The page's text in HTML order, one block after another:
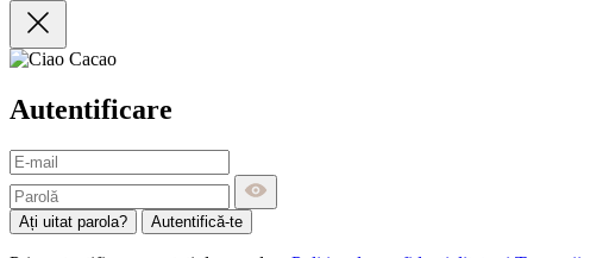
Autentificare
Ați uitat parola? Autentifică-te